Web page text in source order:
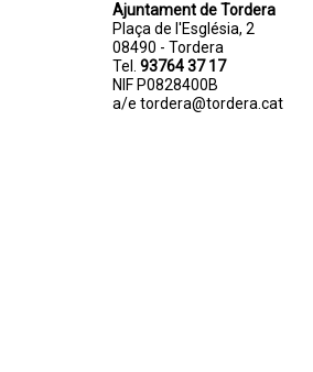
Ajuntament de Tordera
Plaça de l'Església, 2
08490 - Tordera
Tel. 93764 37 17
NIF P0828400B
a/e tordera@tordera.cat